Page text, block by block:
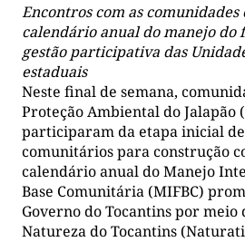
Encontros com as comunidades
calendário anual do manejo do
gestão participativa das
estaduais
Neste final de semana,
Proteção Ambiental do Jalapão
participaram da etapa inicial
comunitários para construção
calendário anual do Manejo
Base Comunitária (MIFBC)
Governo do Tocantins por
Natureza do Tocantins